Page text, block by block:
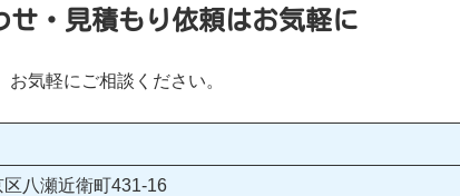
せ・見積もり依頼はお気軽に
気軽にご相談ください。
八瀬近衛町431-16